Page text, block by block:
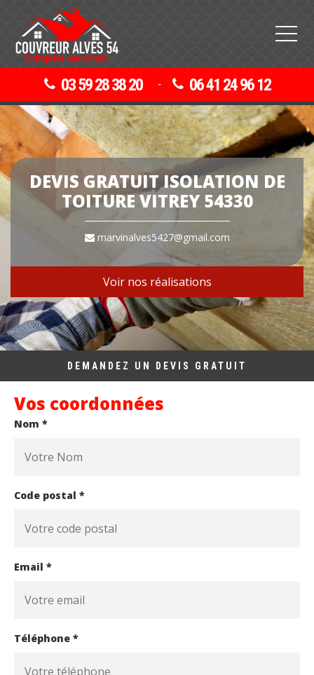
03 59 28 38 20 - 06 41 24 96 12
DEVIS GRATUIT ISOLATION DE
TOITURE VITREY 54330
marvinalves5427@gmail.com
Voir nos réalisations
DEMANDEZ UN DEVIS GRATUIT
Vos coordonnées
Nom *
Code postal *
Email *
Téléphone *